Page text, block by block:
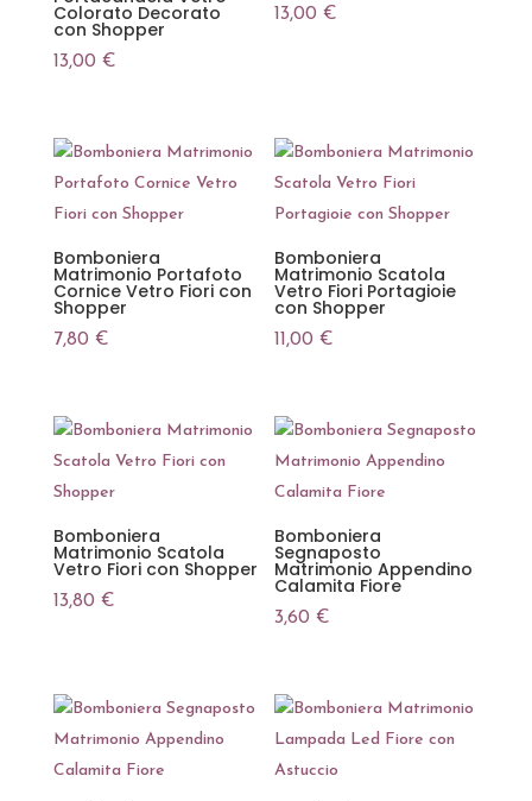
Colorato Decorato
con Shopper
13,00 €
13,00€
Bomboniera
Matrimonio Portafoto
Cornice Vetro Fiori con
Shopper
7,80 €
Bomboniera
Matrimonio Scatola
Vetro Fiori Portagioie
con Shopper
11,00€
Bomboniera
Matrimonio Scatola
Vetro Fiori con Shopper
13,80 €
Bomboniera
Segnaposto
Matrimonio Appendino
Calamita Fiore
3,60€